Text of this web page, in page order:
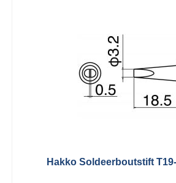
Hakko Soldeerboutstift